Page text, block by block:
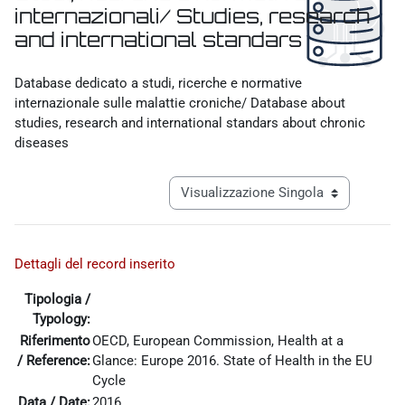
internazionali/ Studies, research
and international standars
Database dedicato a studi, ricerche e normative
internazionale sulle malattie croniche/ Database about
studies, research and international standars about chronic
diseases
Navigazione terziaria modalità
Dettagli del record inserito
Tipologia /
Typology:
Riferimento
/ Reference:
OECD, European Commission, Health at a
Glance: Europe 2016. State of Health in the EU
Cycle